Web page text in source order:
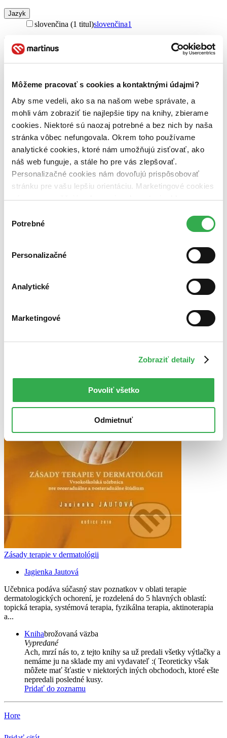
Môžeme pracovať s cookies a kontaktnými údajmi?
Aby sme vedeli, ako sa na našom webe správate, a
mohli vám zobraziť tie najlepšie tipy na knihy, zbierame
cookies. Niektoré sú naozaj potrebné a bez nich by naša
stránka vôbec nefungovala. Okrem toho používame
analytické cookies, ktoré nám umožňujú zisťovať, ako
náš web funguje, a stále ho pre vás zlepšovať.
Personalizačné cookies nám dovoľujú prispôsobovať
stránku pre vašu lepšiu orientáciu. Marketingové cookies
nám zas umožňujú zobrazenie relevantnej reklamy.
nám pomohlo, keby sme mohli používať všetky tieto
súhlasu
Potrebné
Personalizačné
Analytické
Marketingové
Zobraziť detaily
Povoliť všetko
Odmietnuť
Jazyk
slovenčina (1 titul)slovenčina1
Téma
terapia (1 titul)
Univerzita Pavla Jozefa Šafárika v Košiciach (1
Univerzita Pavla Jozefa Šafárika v Košiciach 1
Väzba
brožovaná väzba (1 titul) brožovaná väzba1
Zúžiť výber
Zoradiť
Novinky
Najvyššia zľava
Zrušiť filtre
Zásady terapie v dermatológii
Jagienka Jautová
Učebnica podáva súčasný stav poznatkov v oblati terapie
dermatologických ochorení, je rozdelená do 5 hlavných oblastí:
topická terapia, systémová terapia, fyzikálna terapia, aktinoterapia
a...
Knihabrožovaná väzba
Vypredané
Ach, mrzí nás to, z tejto knihy sa už predali všetky výtlačky a
nemáme ju na sklade my ani vydavateľ :( Teoreticky však
môžete mať šťastie v niektorých iných obchodoch, ktoré ešte
nepredali posledné kusy.
Pridať do zoznamu
Hore